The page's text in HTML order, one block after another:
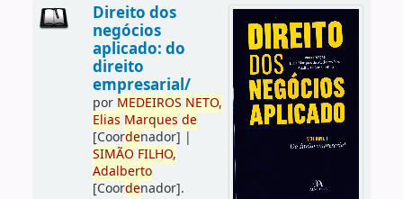
Direito dos
negócios
aplicado: do
direito
empresarial/
por MEDEIROS NETO,
Elias Marques de
[Coordenador] |
SIMÃO FILHO,
Adalberto
[Coordenador].